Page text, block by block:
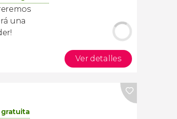
una
Ver detalles
gratuita